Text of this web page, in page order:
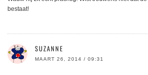
bestaat!
SUZANNE
MAART 26, 2014 / 09:31